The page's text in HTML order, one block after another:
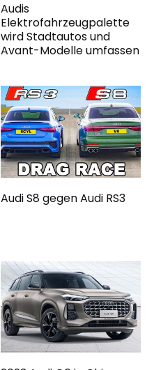
Audis
Elektrofahrzeugpalette
wird Stadtautos und
Avant-Modelle umfassen
Audi S8 gegen Audi RS3